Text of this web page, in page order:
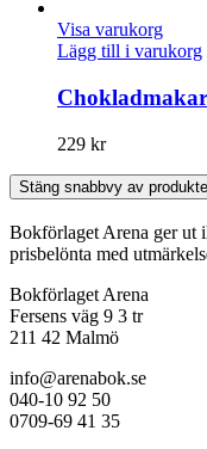
Visa varukorg
Lägg till i varukorg
229 kr
Stäng snabbvy av
Bokförlaget Arena ger ut
prisbelönta med
Bokförlaget Arena
Fersens väg 9 3 tr
211 42 Malmö
info@arenabok.se
040-10 92 50
0709-69 41 35